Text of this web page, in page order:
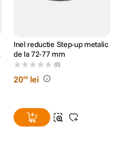
Inel reductie Step-up metalic
de la 72-77 mm
(0)
2000 lei